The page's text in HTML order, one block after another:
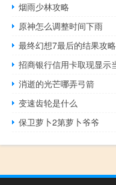
烟雨少林攻略
原神怎么调整时间下雨
最终幻想7最后的结果攻略
消逝的光芒哪弄弓箭
变速齿轮是什么
保卫萝卜2第萝卜爷爷